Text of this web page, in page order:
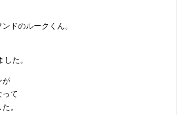
ドのルークくん。
た。
が
て
。